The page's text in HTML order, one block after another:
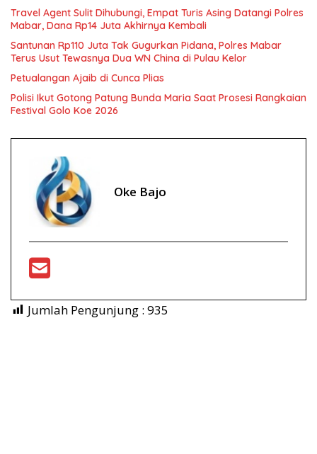
Travel Agent Sulit Dihubungi, Empat Turis Asing Datangi Polres
Mabar, Dana Rp14 Juta Akhirnya Kembali
Santunan Rp110 Juta Tak Gugurkan Pidana, Polres Mabar
Terus Usut Tewasnya Dua WN China di Pulau Kelor
Petualangan Ajaib di Cunca Plias
Polisi Ikut Gotong Patung Bunda Maria Saat Prosesi Rangkaian
Festival Golo Koe 2026
Oke Bajo
Jumlah Pengunjung : 935